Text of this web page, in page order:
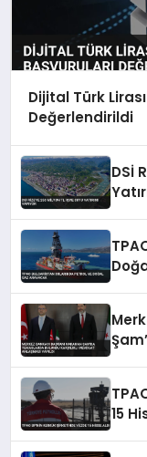
Dijital Türk
Değerlendirildi
DSİ
15